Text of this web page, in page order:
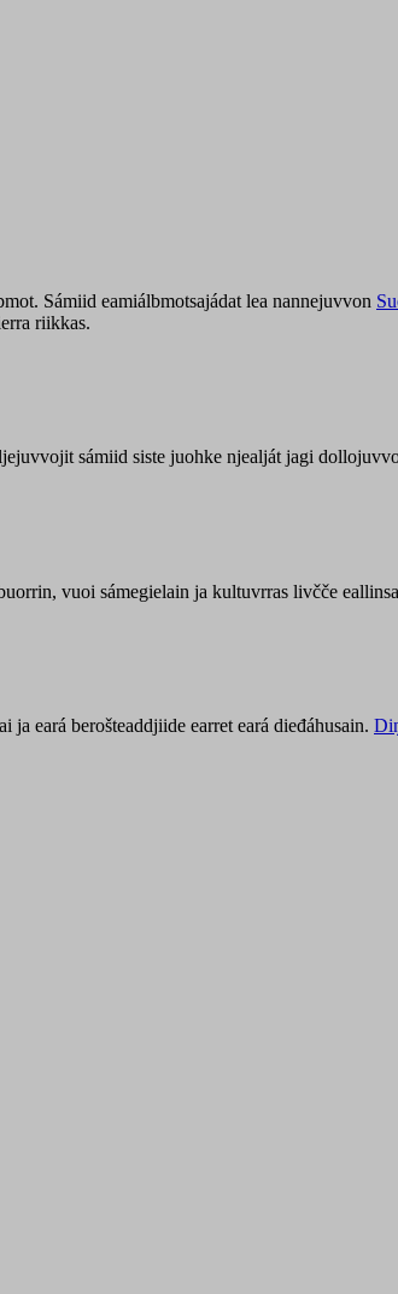
Sámiid eamiálbmotsajádat lea nannejuvvon
riikkas.
sámiid siste juohke njealját jagi
vuoi sámegielain ja kultuvrras livčče
eará berošteaddjiide earret eará dieđáhusain.